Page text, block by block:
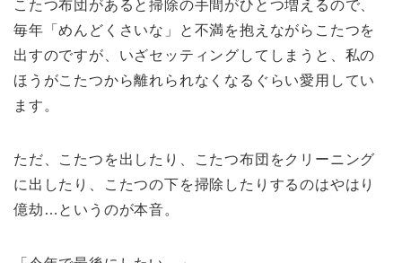
こたつ布団があると掃除の手間がひとつ増えるので、
毎年「めんどくさいな」と不満を抱えながらこたつを
出すのですが、いざセッティングしてしまうと、私の
ほうがこたつから離れられなくなるぐらい愛用してい
ます。
ただ、こたつを出したり、こたつ布団をクリーニング
に出したり、こたつの下を掃除したりするのはやはり
億劫… というのが本音。